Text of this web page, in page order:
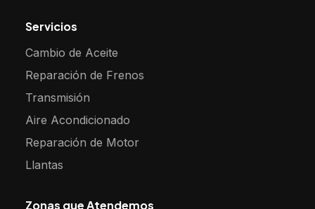
Servicios
Cambio de Aceite
Reparación de Frenos
Transmisión
Aire Acondicionado
Reparación de Motor
Llantas
Zonas que Atendemos